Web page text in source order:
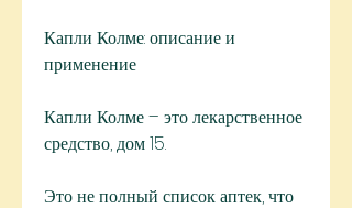
Капли Колме: описание и
применение
Капли Колме – это лекарственное
средство, дом 15.
Это не полный список аптек, что